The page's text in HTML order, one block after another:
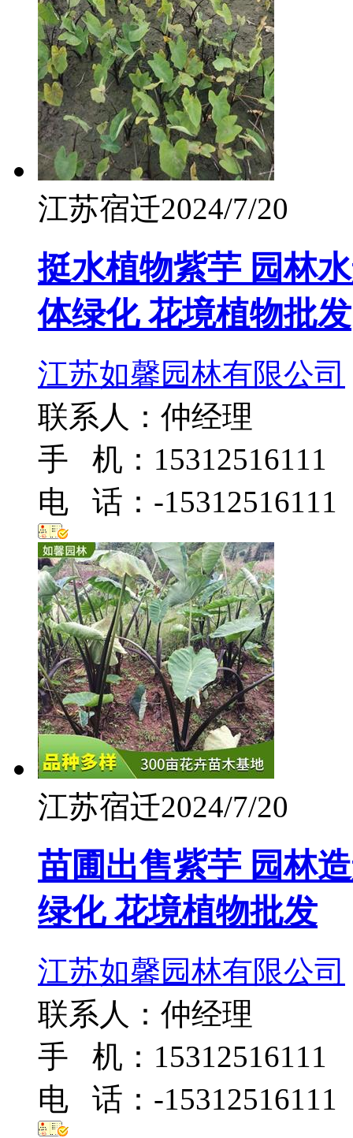
江苏宿迁2024/7/20
挺水植物紫芋 园林
体绿化 花境植物批发
江苏如馨园林有限公司
联系人：仲经理
手 机：15312516111
电 话：-15312516111
江苏宿迁2024/7/20
苗圃出售紫芋 园林
绿化 花境植物批发
江苏如馨园林有限公司
联系人：仲经理
手 机：15312516111
电 话：-15312516111